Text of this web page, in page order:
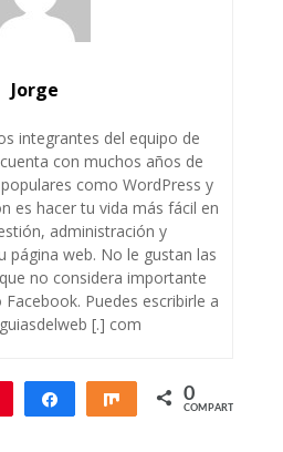
Jorge
integrantes del equipo de
con muchos años de
como WordPress y
es hacer tu vida más fácil en
administración y
página web. No le gustan las
no considera importante
Puedes escribirle a
[.] com
Compartir Compartir
0
COMPARTIR